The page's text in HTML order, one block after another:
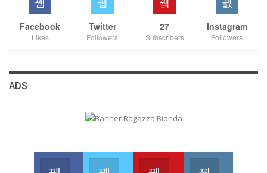
Facebook
Likes
Twitter
Followers
27
Subscribers
Instagram
Followers
ADS
Facebook Youtube